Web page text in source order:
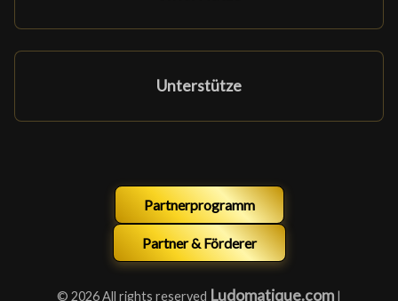
Unterstütze
Partnerprogramm
Partner & Förderer
© 2026 All rights reserved Ludomatique.com |